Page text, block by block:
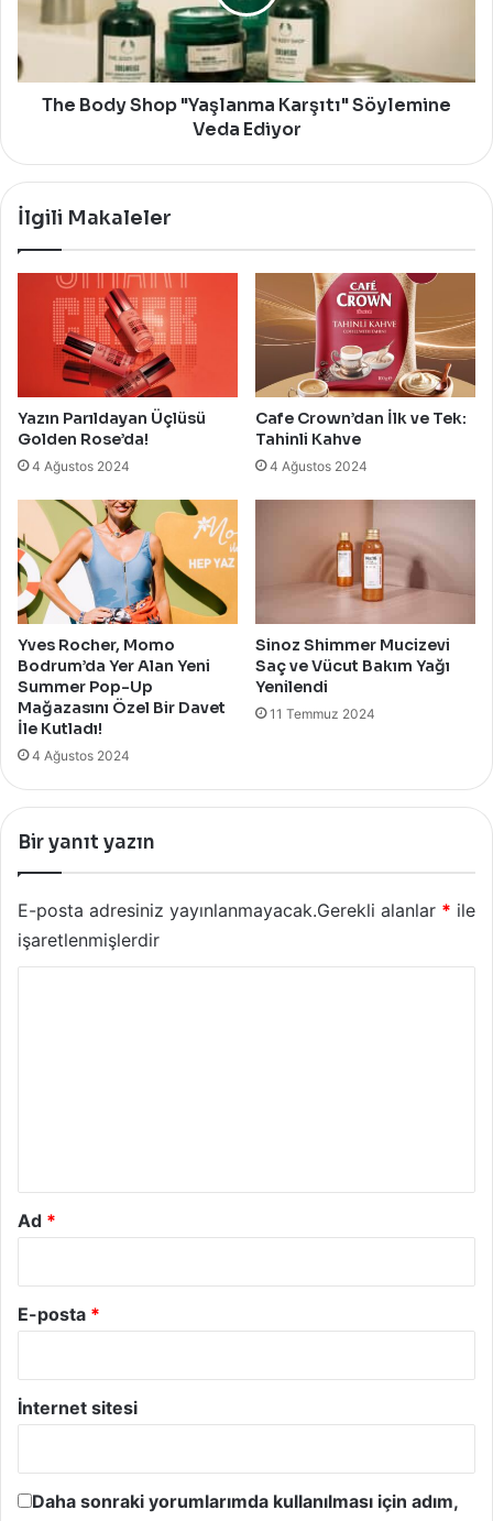
Söylemine
Veda
Ediyor
The Body Shop "Yaşlanma Karşıtı" Söylemine
Veda Ediyor
İlgili Makaleler
Yazın Parıldayan Üçlüsü
Golden Rose’da!
4 Ağustos 2024
Cafe Crown’dan İlk ve Tek:
Tahinli Kahve
4 Ağustos 2024
Yves Rocher, Momo
Bodrum’da Yer Alan Yeni
Summer Pop-Up
Mağazasını Özel Bir Davet
İle Kutladı!
4 Ağustos 2024
Sinoz Shimmer Mucizevi
Saç ve Vücut Bakım Yağı
Yenilendi
11 Temmuz 2024
Bir yanıt yazın
E-posta adresiniz yayınlanmayacak.Gerekli alanlar * ile
işaretlenmişlerdir
Ad *
E-posta *
İnternet sitesi
Daha sonraki yorumlarımda kullanılması için adım,